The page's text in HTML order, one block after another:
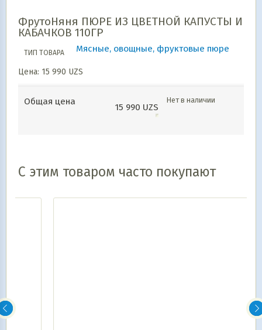
ФрутоНяня ПЮРЕ ИЗ ЦВЕТНОЙ КАПУСТЫ И
КАБАЧКОВ 110ГР
ТИП ТОВАРА Мясные, овощные, фруктовые пюре
Цена: 15 990 UZS
Общая цена
15 990 UZS
Нет в наличии
С этим товаром часто покупают